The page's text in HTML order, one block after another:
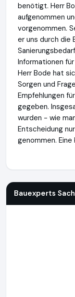
benötigt. Herr
aufgenommen
vorgenommen.
er uns durch die
Informationen
Herr Bode hat
Sorgen und
Empfehlungen
gegeben.
wurden - wie
Entscheidung
genommen. Eine
Bauexperts